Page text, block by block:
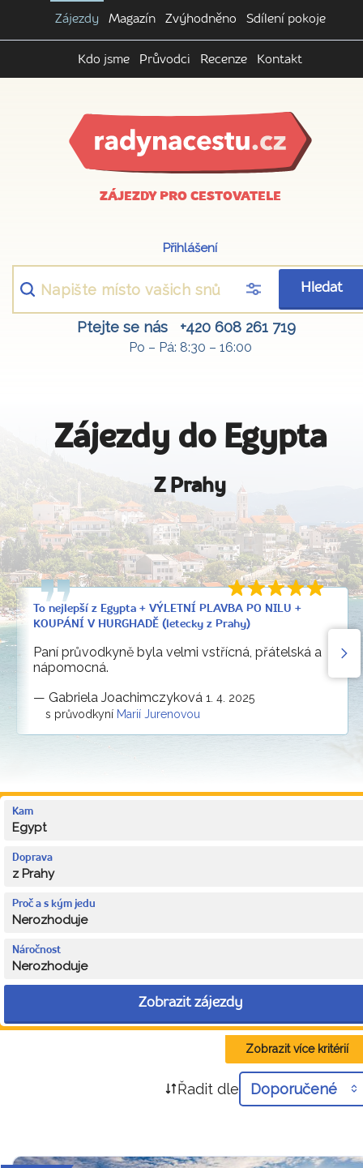
Zájezdy Magazín Zvýhodněno Sdílení pokoje
Kdo jsme Průvodci Recenze Kontakt
ZÁJEZDY PRO CESTOVATELE
Přihlášení
Hledat
Ptejte se nás +420 608 261 719
Po – Pá: 8:30 – 16:00
Zájezdy do Egypta
Z Prahy
To nejlepší z Egypta + VÝLETNÍ PLAVBA PO NILU +
KOUPÁNÍ V HURGHADĚ (letecky z Prahy)
Paní průvodkyně byla velmi vstřícná, přátelská a
nápomocná.
— Gabriela Joachimczyková 1. 4. 2025
s průvodkyní Marií Jurenovou
Kam
Egypt
Doprava
z Prahy
Proč a s kým jedu
Nerozhoduje
Náročnost
Nerozhoduje
Zobrazit zájezdy
Zobrazit více kritérií
Řadit dle Doporučené